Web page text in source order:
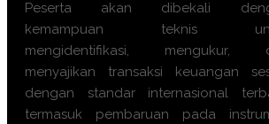
Peserta akan dibekali
kemampuan teknis
mengidentifikasi, mengukur,
menyajikan transaksi keuangan
dengan standar internasional
termasuk pembaruan pada